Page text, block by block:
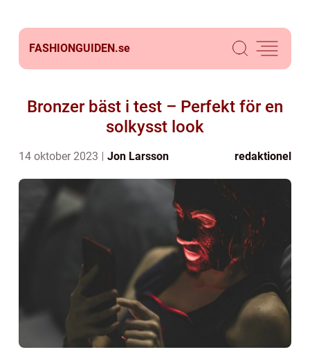
FASHIONGUIDEN.se
Bronzer bäst i test – Perfekt för en
solkysst look
14 oktober 2023 Jon Larsson redaktionel